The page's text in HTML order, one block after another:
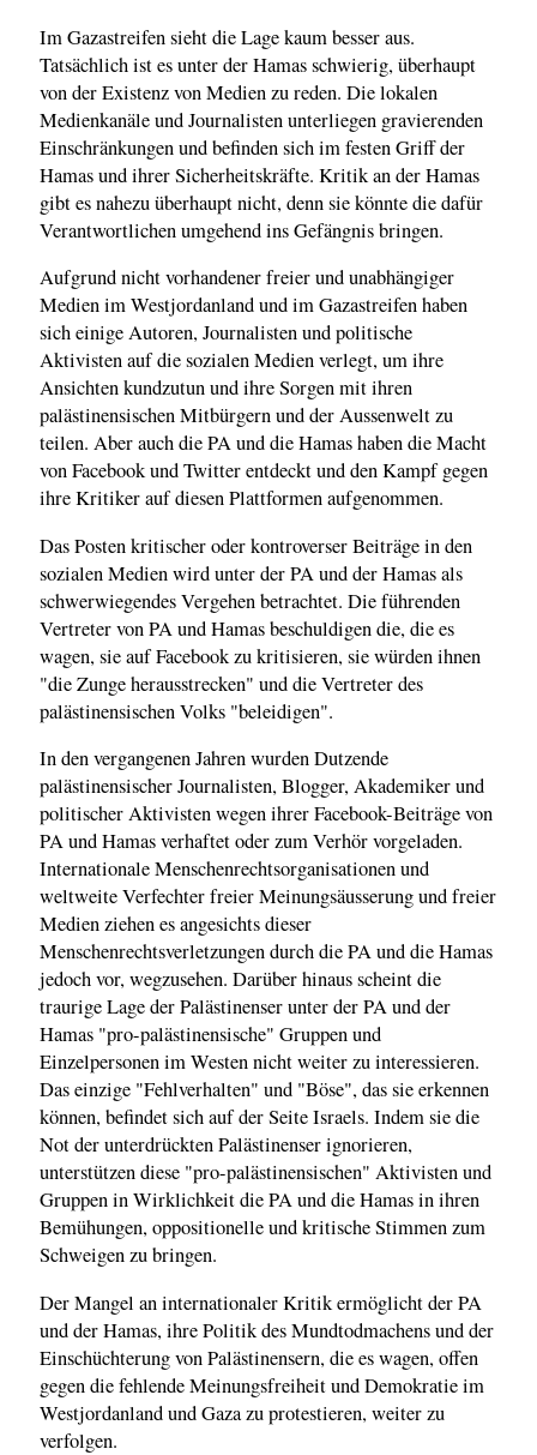
Im Gazastreifen sieht die Lage kaum besser aus.
Tatsächlich ist es unter der Hamas schwierig, überhaupt
von der Existenz von Medien zu reden. Die lokalen
Medienkanäle und Journalisten unterliegen gravierenden
Einschränkungen und befinden sich im festen Griff der
Hamas und ihrer Sicherheitskräfte. Kritik an der Hamas
gibt es nahezu überhaupt nicht, denn sie könnte die dafür
Verantwortlichen umgehend ins Gefängnis bringen.
Aufgrund nicht vorhandener freier und unabhängiger
Medien im Westjordanland und im Gazastreifen haben
sich einige Autoren, Journalisten und politische
Aktivisten auf die sozialen Medien verlegt, um ihre
Ansichten kundzutun und ihre Sorgen mit ihren
palästinensischen Mitbürgern und der Aussenwelt zu
teilen. Aber auch die PA und die Hamas haben die Macht
von Facebook und Twitter entdeckt und den Kampf gegen
ihre Kritiker auf diesen Plattformen aufgenommen.
Das Posten kritischer oder kontroverser Beiträge in den
sozialen Medien wird unter der PA und der Hamas als
schwerwiegendes Vergehen betrachtet. Die führenden
Vertreter von PA und Hamas beschuldigen die, die es
wagen, sie auf Facebook zu kritisieren, sie würden ihnen
"die Zunge herausstrecken" und die Vertreter des
palästinensischen Volks "beleidigen".
In den vergangenen Jahren wurden Dutzende
palästinensischer Journalisten, Blogger, Akademiker und
politischer Aktivisten wegen ihrer Facebook-Beiträge von
PA und Hamas verhaftet oder zum Verhör vorgeladen.
Internationale Menschenrechtsorganisationen und
weltweite Verfechter freier Meinungsäusserung und freier
Medien ziehen es angesichts dieser
Menschenrechtsverletzungen durch die PA und die Hamas
jedoch vor, wegzusehen. Darüber hinaus scheint die
traurige Lage der Palästinenser unter der PA und der
Hamas "pro-palästinensische" Gruppen und
Einzelpersonen im Westen nicht weiter zu interessieren.
Das einzige "Fehlverhalten" und "Böse", das sie erkennen
können, befindet sich auf der Seite Israels. Indem sie die
Not der unterdrückten Palästinenser ignorieren,
unterstützen diese "pro-palästinensischen" Aktivisten und
Gruppen in Wirklichkeit die PA und die Hamas in ihren
Bemühungen, oppositionelle und kritische Stimmen zum
Schweigen zu bringen.
Der Mangel an internationaler Kritik ermöglicht der PA
und der Hamas, ihre Politik des Mundtodmachens und der
Einschüchterung von Palästinensern, die es wagen, offen
gegen die fehlende Meinungsfreiheit und Demokratie im
Westjordanland und Gaza zu protestieren, weiter zu
verfolgen.